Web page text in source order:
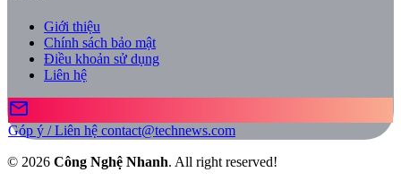
Giới thiệu
Chính sách bảo mật
Điều khoản sử dụng
Liên hệ
mail
Góp ý / Liên hệ contact@technews.com
© 2026 Công Nghệ Nhanh. All right reserved!